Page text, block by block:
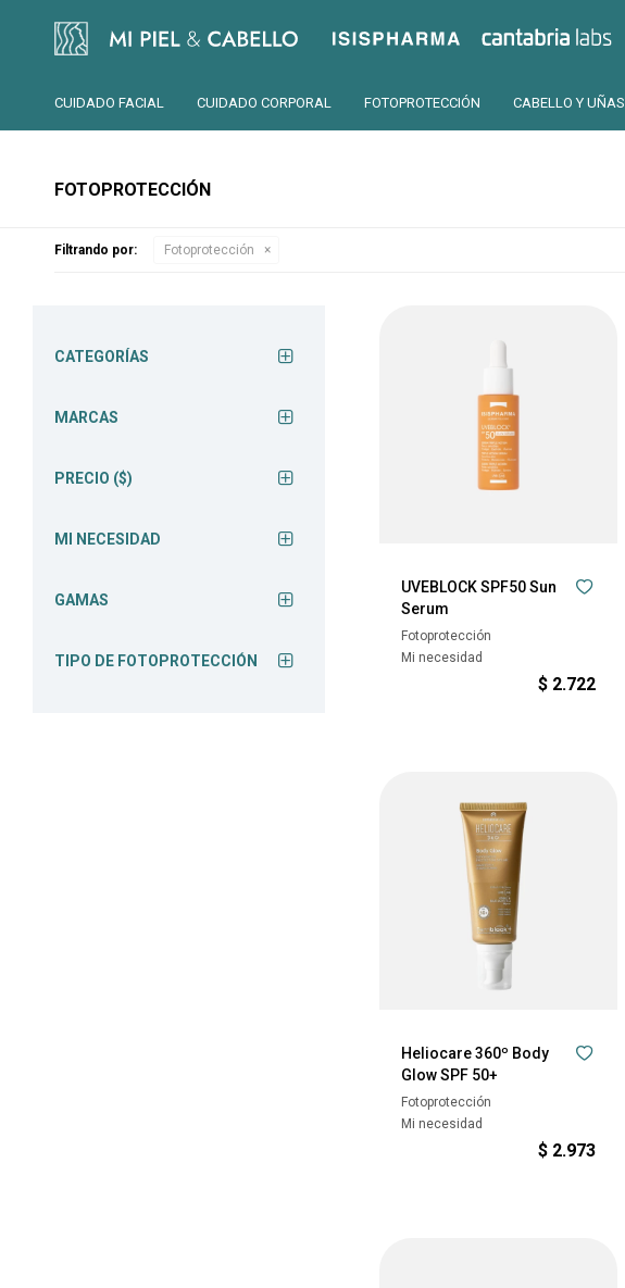
CUIDADO FACIAL CUIDADO CORPORAL FOTOPROTECCIÓN CABELLO Y UÑAS
Isispharma Cantabria
FOTOPROTECCIÓN
Filtrando por: Fotoprotección
UVEBLOCK SPF50 Sun
Serum
Fotoprotección
Mi necesidad
$ 2.722
Heliocare 360º Body
Glow SPF 50+
Fotoprotección
Mi necesidad
$ 2.973
CATEGORÍAS
MARCAS
PRECIO ($)
MI NECESIDAD
GAMAS
TIPO DE FOTOPROTECCIÓN